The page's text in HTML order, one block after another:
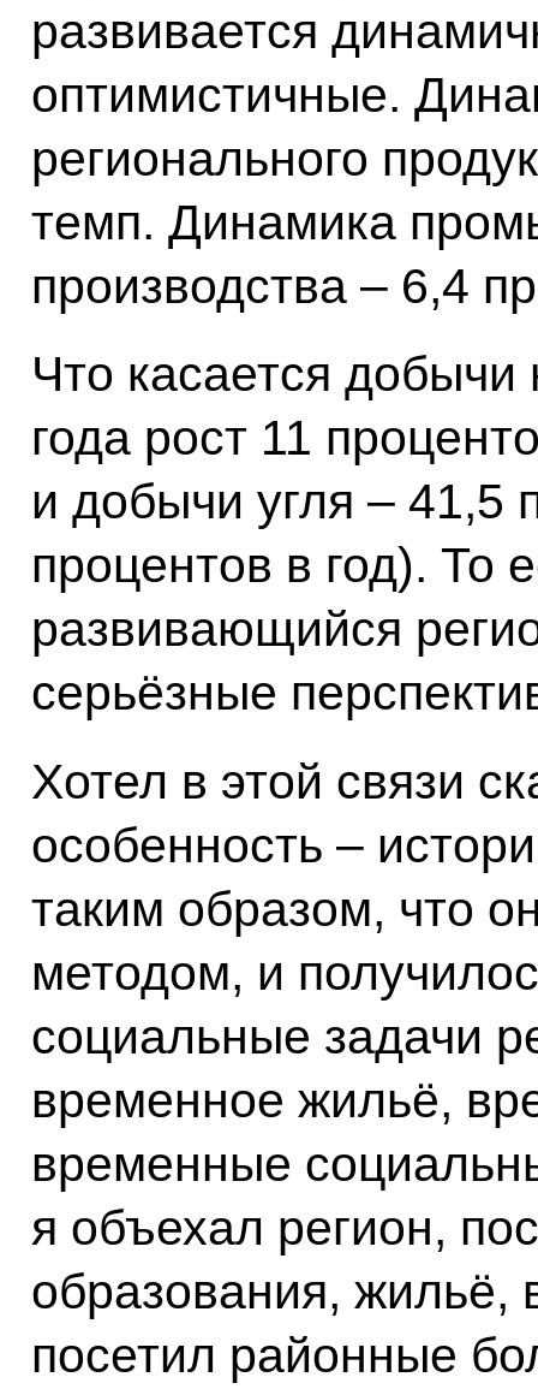
развивается
оптимистичные.
регионального
темп. Динамика
производства – 6,4
Что касается
года рост 11
и добычи угля – 41,5
процентов в год). То
развивающийся
серьёзные
Хотел в этой связи
особенность –
таким образом, что
методом, и
социальные задачи
временное жильё,
временные
я объехал регион,
образования, жильё,
посетил районные